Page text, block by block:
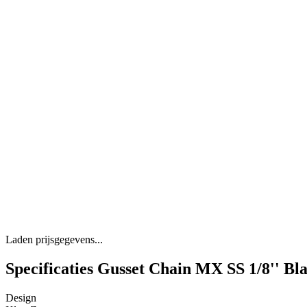
Laden prijsgegevens...
Specificaties Gusset Chain MX SS 1/8''
Design